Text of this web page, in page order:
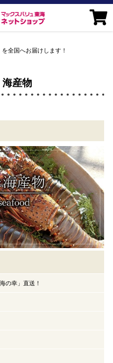
全国へお届けします！
海産物
の幸」直送！